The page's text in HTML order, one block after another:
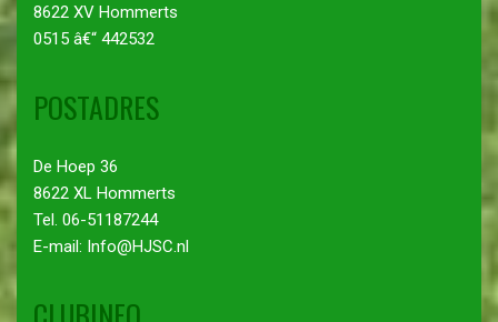
8622 XV Hommerts
0515 â€“ 442532
POSTADRES
De Hoep 36
8622 XL Hommerts
Tel. 06-51187244
E-mail: Info@HJSC.nl